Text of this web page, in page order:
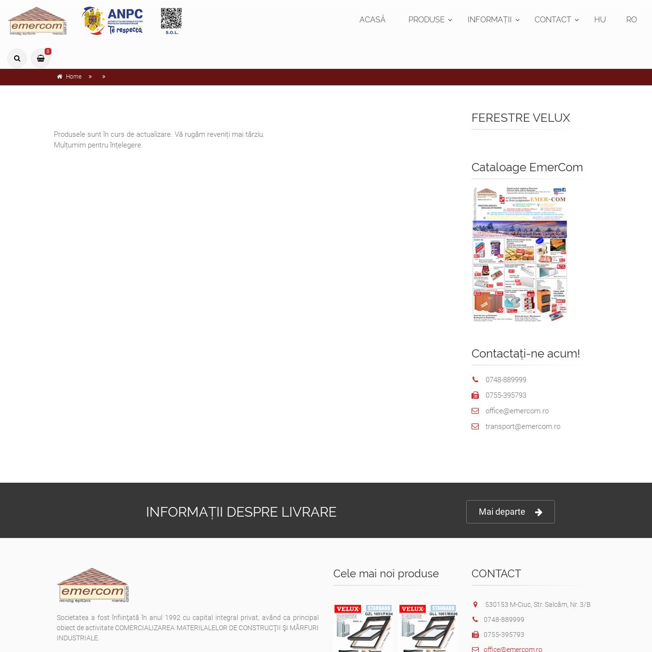
ACASĂ PRODUSE INFORMAȚII CONTACT HU RO
0
Home
Produsele sunt în curs de actualizare. Vă rugăm reveniți mai târziu.
Mulțumim pentru înțelegere.
FERESTRE VELUX
Cataloage EmerCom
Contactați-ne acum!
0748-889999
0755-395793
office@emercom.ro
transport@emercom.ro
INFORMAȚII DESPRE LIVRARE Mai departe
Societatea a fost înfiinţată în anul 1992 cu capital integral privat, având ca principal
obiect de activitate COMERCIALIZAREA MATERILALELOR DE CONSTRUCŢII ŞI MĂRFURI
INDUSTRIALE.
Cele mai noi produse CONTACT
530153 M-Ciuc, Str. Salcâm, Nr. 3/B
0748-889999
0755-395793
office@emercom.ro